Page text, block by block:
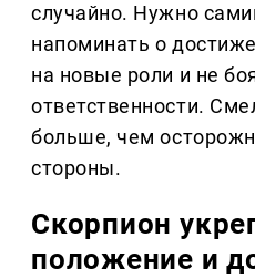
случайно. Нужно
напоминать о
на новые роли и не
ответственности.
больше, чем
стороны.
Скорпион
положение и